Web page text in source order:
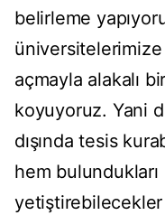
belirleme
açmayla alakalı
koyuyoruz. Yani
dışında tesis
hem